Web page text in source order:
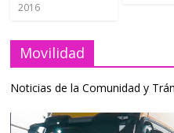
2016
Movilidad
Noticias de la Comunidad y